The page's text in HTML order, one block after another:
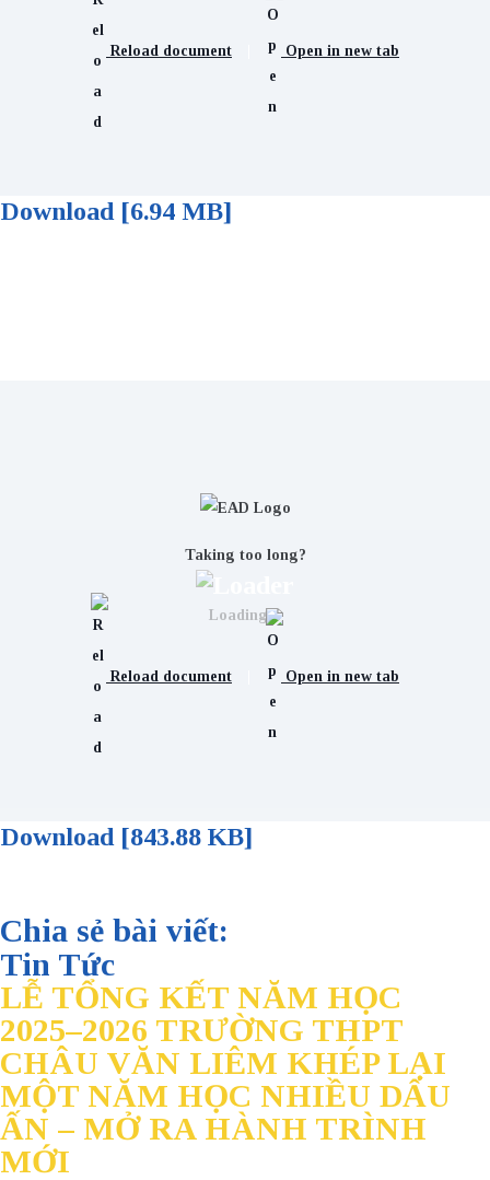
Reload document Open in new tab
Download [6.94 MB]
Loading...
Taking too long?
Reload document Open in new tab
Download [843.88 KB]
Chia sẻ bài viết:
Tin Tức
LỄ TỔNG KẾT NĂM HỌC
2025–2026 TRƯỜNG THPT
CHÂU VĂN LIÊM KHÉP LẠI
MỘT NĂM HỌC NHIỀU DẤU
ẤN – MỞ RA HÀNH TRÌNH
MỚI